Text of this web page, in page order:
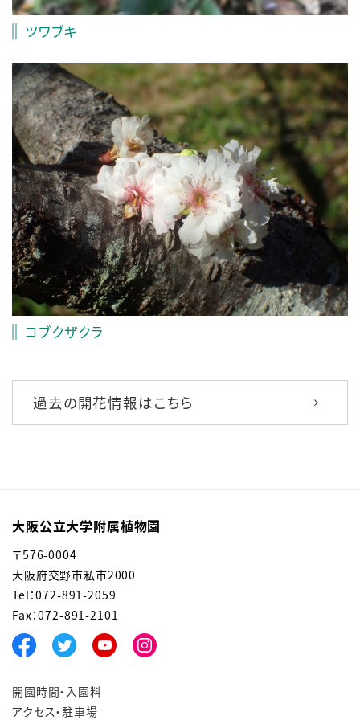
ツワブキ
コブクザクラ
過去の開花情報はこちら
大阪公立大学附属植物園
〒576-0004
大阪府交野市私市2000
Tel：072-891-2059
Fax：072-891-2101
開園時間・入園料
アクセス・駐車場